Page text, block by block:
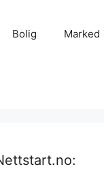
Bolig Marked